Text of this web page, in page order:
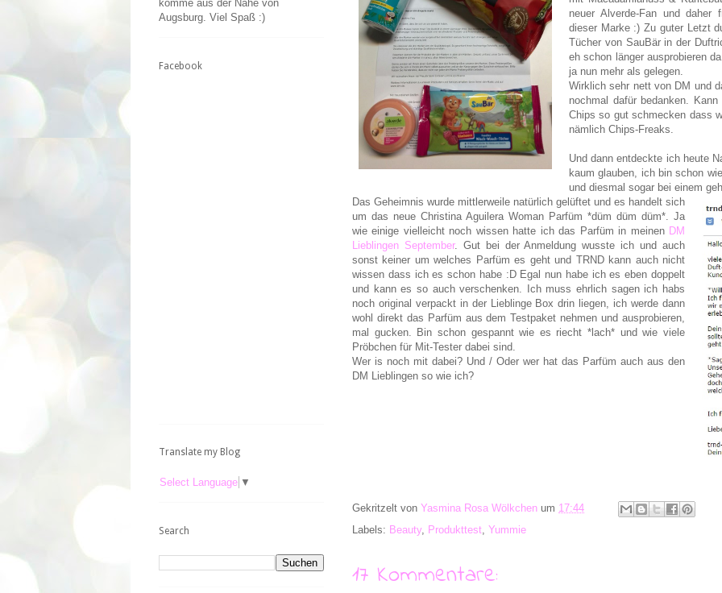
neuer Alverde-Fan und
dieser Marke :) Zu guter Letzt
Tücher von SauBär in der
eh schon länger ausprobieren
ja nun mehr als gelegen.
Wirklich sehr nett von DM und
nochmal dafür bedanken.
Chips so gut schmecken dass
nämlich Chips-Freaks.
Und dann entdeckte ich heute
kaum glauben, ich bin schon
und diesmal sogar bei einem
Das Geheimnis wurde mittlerweile natürlich gelüftet und es handelt sich
um das neue Christina Aguilera Woman Parfüm *düm düm düm*. Ja
wie einige vielleicht noch wissen hatte ich das Parfüm in meinen DM
Lieblingen September. Gut bei der Anmeldung wusste ich und auch
sonst keiner um welches Parfüm es geht und TRND kann auch nicht
wissen dass ich es schon habe :D Egal nun habe ich es eben doppelt
und kann es so auch verschenken. Ich muss ehrlich sagen ich habs
noch original verpackt in der Lieblinge Box drin liegen, ich werde dann
wohl direkt das Parfüm aus dem Testpaket nehmen und ausprobieren,
mal gucken. Bin schon gespannt wie es riecht *lach* und wie viele
Pröbchen für Mit-Tester dabei sind.
Wer is noch mit dabei? Und / Oder wer hat das Parfüm auch aus den
DM Lieblingen so wie ich?
Gekritzelt von Yasmina Rosa Wölkchen um 17:44
Labels: Beauty, Produkttest Yummie
17 Kommentare:
komme aus der Nähe von
Augsburg. Viel Spaß :)
Facebook
Translate my Blog
Select Language ▼
Search